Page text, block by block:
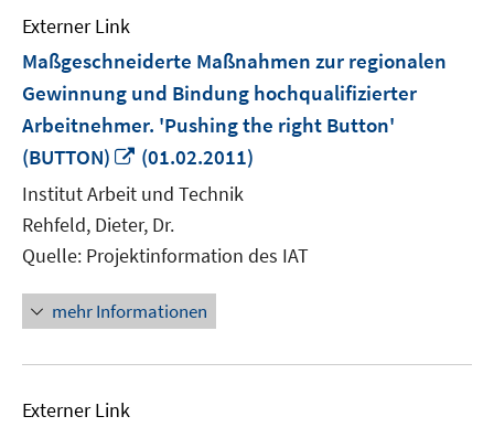
Externer Link
Maßgeschneiderte Maßnahmen zur regionalen
Gewinnung und Bindung hochqualifizierter
Arbeitnehmer. 'Pushing the right Button'
(BUTTON)
In
neuem
Fenster
öffnen
(01.02.2011)
Institut Arbeit und Technik
Rehfeld, Dieter, Dr.
Quelle: Projektinformation des IAT
mehr Informationen
Externer Link